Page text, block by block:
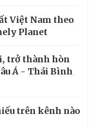
Việt Nam theo
Planet
trở thành hòn
Á - Thái Bình
trên kênh nào